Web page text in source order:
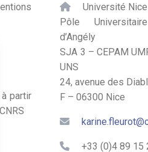
partir
Université
Pôle
d’Angély
SJA 3 – CEPAM
UNS
24, avenue des
F – 06300 Nice
+33 (0)4 89 15